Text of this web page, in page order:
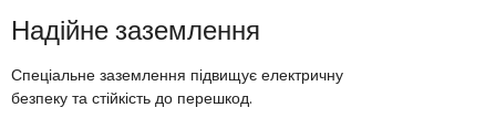
Надійне заземлення
Спеціальне заземлення підвищує електричну
безпеку та стійкість до перешкод.